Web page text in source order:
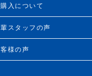
購入について
スタッフの声
様の声